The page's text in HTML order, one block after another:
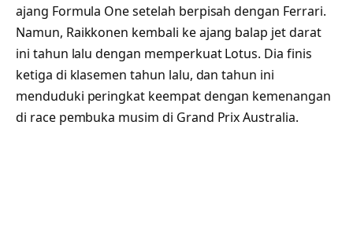
ajang Formula One setelah berpisah dengan Ferrari.
Namun, Raikkonen kembali ke ajang balap jet darat
ini tahun lalu dengan memperkuat Lotus. Dia finis
ketiga di klasemen tahun lalu, dan tahun ini
menduduki peringkat keempat dengan kemenangan
di race pembuka musim di Grand Prix Australia.